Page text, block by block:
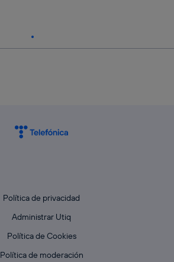
Política de privacidad
Administrar Utiq
Política de Cookies
Política de moderación